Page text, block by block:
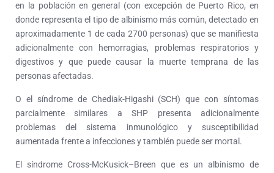
en la población en general (con excepción de Puerto Rico, en
donde representa el tipo de albinismo más común, detectado en
aproximadamente 1 de cada 2700 personas) que se manifiesta
adicionalmente con hemorragias, problemas respiratorios y
digestivos y que puede causar la muerte temprana de las
personas afectadas.
O el síndrome de Chediak-Higashi (SCH) que con síntomas
parcialmente similares a SHP presenta adicionalmente
problemas del sistema inmunológico y susceptibilidad
aumentada frente a infecciones y también puede ser mortal.
El síndrome Cross-McKusick–Breen que es un albinismo de